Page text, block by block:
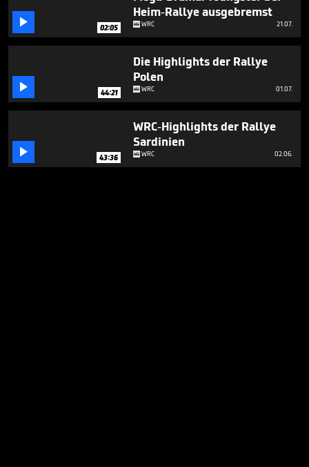
 02:05
Heim-Rallye ausgebremst
WRC 21.07.
 44:21
Die Highlights der Rallye
Polen
WRC 01.07.
 43:36
WRC-Highlights der Rallye
Sardinien
WRC 02.06.